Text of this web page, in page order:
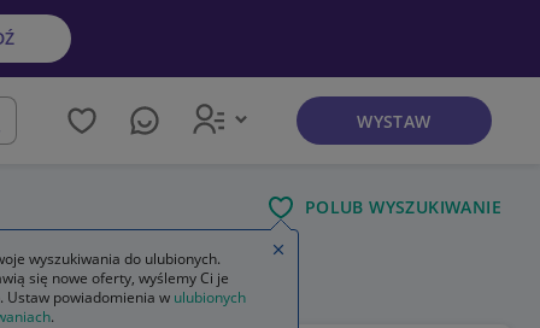
WYSTAW
POLUB WYSZUKIWANIE
wyszukiwania do ulubionych.
się nowe oferty, wyślemy Ci je
Ustaw powiadomienia w ulubionych
.
Zamknij wskazówkę